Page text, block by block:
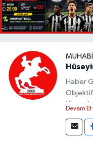
Haber
Objektif
Devam Et